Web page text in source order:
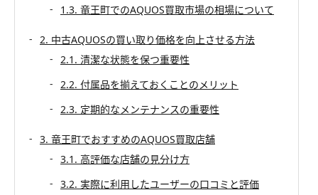
1.3. 竜王町でのAQUOS買取市場の相場について
2. 中古AQUOSの買い取り価格を向上させる方法
2.1. 清潔な状態を保つ重要性
2.2. 付属品を揃えておくことのメリット
2.3. 定期的なメンテナンスの重要性
3. 竜王町でおすすめのAQUOS買取店舗
3.1. 高評価な店舗の見分け方
3.2. 実際に利用したユーザーの口コミと評価